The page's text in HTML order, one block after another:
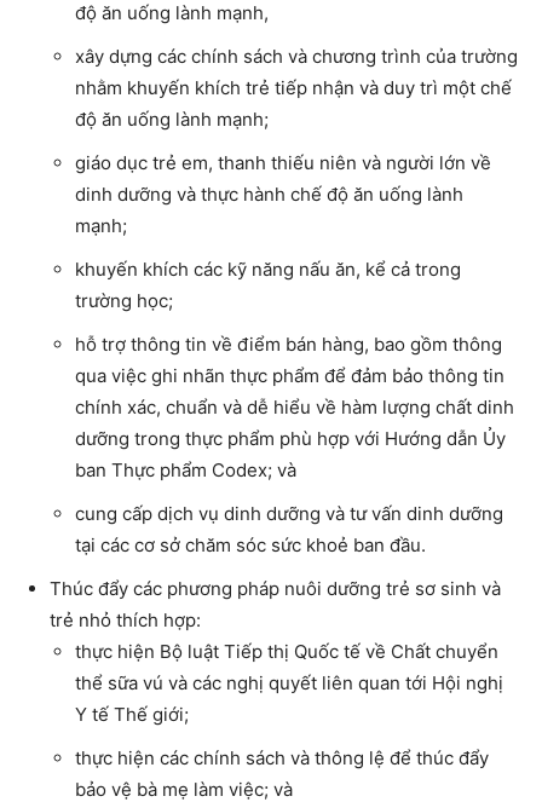
độ ăn uống lành mạnh,
xây dựng các chính sách và chương trình của trường
nhằm khuyến khích trẻ tiếp nhận và duy trì một chế
độ ăn uống lành mạnh;
giáo dục trẻ em, thanh thiếu niên và người lớn về
dinh dưỡng và thực hành chế độ ăn uống lành
mạnh;
khuyến khích các kỹ năng nấu ăn, kể cả trong
trường học;
hỗ trợ thông tin về điểm bán hàng, bao gồm thông
qua việc ghi nhãn thực phẩm để đảm bảo thông tin
chính xác, chuẩn và dễ hiểu về hàm lượng chất dinh
dưỡng trong thực phẩm phù hợp với Hướng dẫn Ủy
ban Thực phẩm Codex; và
cung cấp dịch vụ dinh dưỡng và tư vấn dinh dưỡng
tại các cơ sở chăm sóc sức khoẻ ban đầu.
Thúc đẩy các phương pháp nuôi dưỡng trẻ sơ sinh và
trẻ nhỏ thích hợp:
thực hiện Bộ luật Tiếp thị Quốc tế về Chất chuyển
thể sữa vú và các nghị quyết liên quan tới Hội nghị
Y tế Thế giới;
thực hiện các chính sách và thông lệ để thúc đẩy
bảo vệ bà mẹ làm việc; và